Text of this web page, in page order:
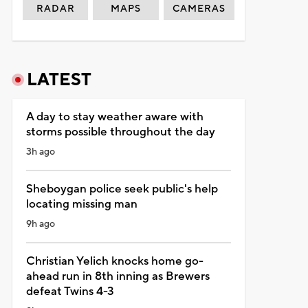
RADAR MAPS CAMERAS
LATEST
A day to stay weather aware with
storms possible throughout the day
3h ago
Sheboygan police seek public's help
locating missing man
9h ago
Christian Yelich knocks home go-
ahead run in 8th inning as Brewers
defeat Twins 4-3